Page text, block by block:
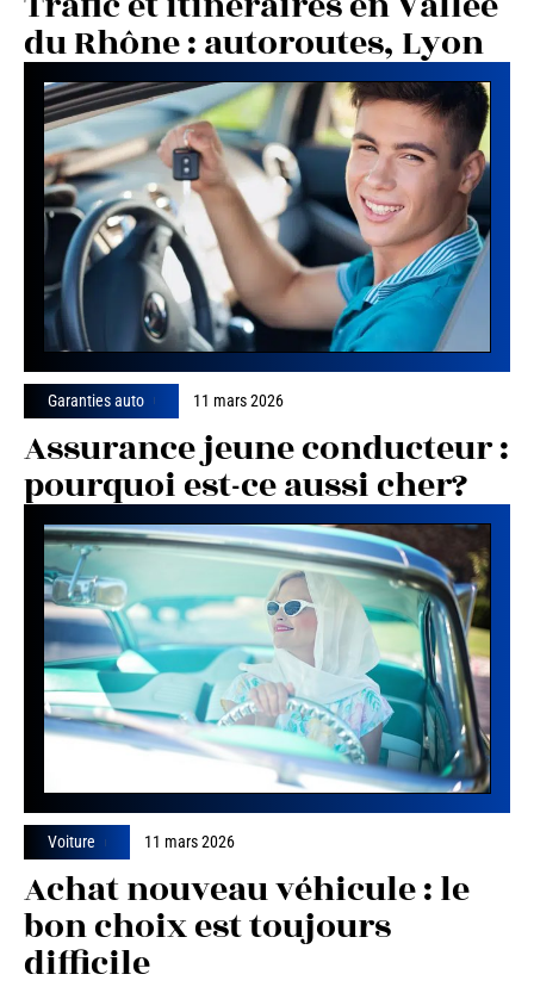
du Rhône : autoroutes, Lyon
Garanties auto 11 mars 2026
Assurance jeune conducteur :
pourquoi est-ce aussi cher?
Voiture 11 mars 2026
Achat nouveau véhicule : le
bon choix est toujours
difficile